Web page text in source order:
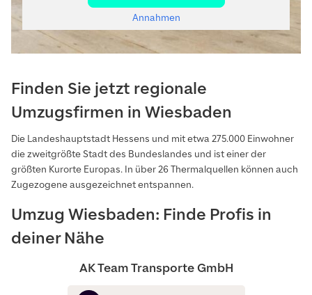
Annahmen
Finden Sie jetzt regionale
Umzugsfirmen in Wiesbaden
Die Landeshauptstadt Hessens und mit etwa 275.000 Einwohner
die zweitgrößte Stadt des Bundeslandes und ist einer der
größten Kurorte Europas. In über 26 Thermalquellen können auch
Zugezogene ausgezeichnet entspannen.
Umzug Wiesbaden: Finde Profis in
deiner Nähe
AK Team Transporte GmbH